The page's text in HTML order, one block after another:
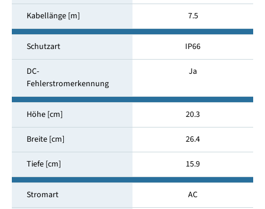
Kabellänge [m] 7.5
Schutzart IP66
DC-
Fehlerstromerkennung
Ja
Höhe [cm] 20.3
Breite [cm] 26.4
Tiefe [cm] 15.9
Stromart AC